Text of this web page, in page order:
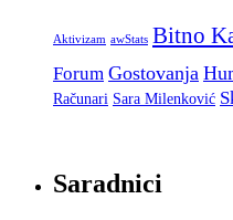
Aktivizam awStats Bitno
Forum Gostovanja
Računari Sara Milenković
Saradnici